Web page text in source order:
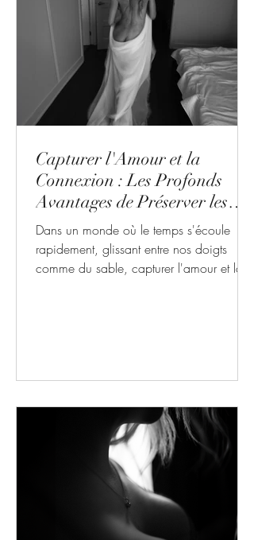
Capturer l'Amour et la
Connexion : Les Profonds
Avantages de Préserver les
Moments Précieux
Dans un monde où le temps s'écoule
rapidement, glissant entre nos doigts
comme du sable, capturer l'amour et la